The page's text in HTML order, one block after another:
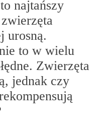
najtańszy
urosną.
to w wielu
Zwierzęta
jednak czy